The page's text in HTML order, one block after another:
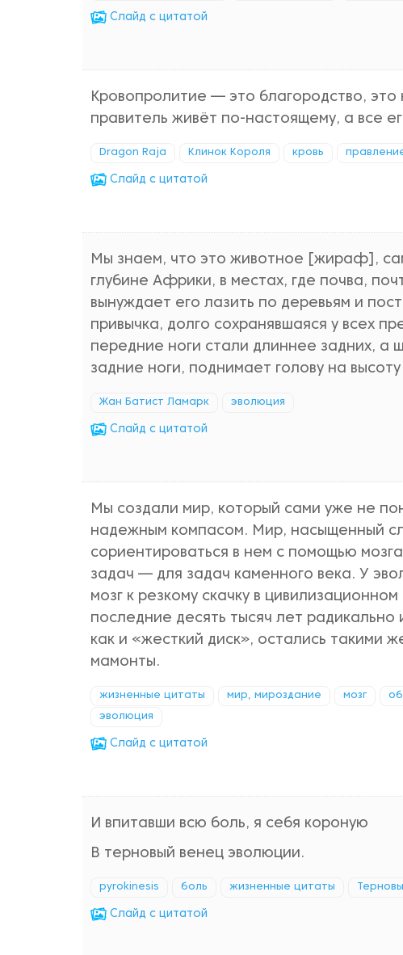
Cлайд с цитатой
Кровопролитие — это благородство,
правитель живёт по-настоящему, а все
Dragon Raja Клинок Короля кровь
Cлайд с цитатой
Мы знаем, что это животное [жираф],
глубине Африки, в местах, где почва,
вынуждает его лазить по деревьям и
привычка, долго сохранявшаяся у всех
передние ноги стали длиннее задних, а
задние ноги, поднимает голову на
Жан Батист Ламарк эволюция
Cлайд с цитатой
Мы создали мир, который сами уже не
надежным компасом. Мир, насыщенный
сориентироваться в нем с помощью
задач — для задач каменного века. У
мозг к резкому скачку в
последние десять тысяч лет
как и «жесткий диск», остались такими
мамонты.
жизненные цитаты мир, мироздание мозг
эволюция
Cлайд с цитатой
И впитавши всю боль, я себя короную
В терновый венец эволюции.
pyrokinesis боль жизненные цитаты
Cлайд с цитатой